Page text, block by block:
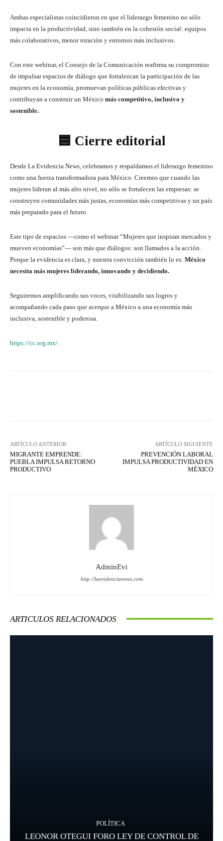
Ambas especialistas coincidieron en que el liderazgo femenino no sólo
impacta en la productividad, sino también en la cohesión social: equipos
más colaborativos, menor rotación y entornos más inclusivos.
Con este webinar, el Consejo de la Comunicación reafirma su compromiso
de impulsar espacios de diálogo que fortalezcan la participación de las
mujeres en la economía, promuevan políticas públicas efectivas y
contribuyan a construir un México más competitivo, inclusivo y
sostenible.
🟦 Cierre editorial
Desde La Evidencia News, celebramos y respaldamos el liderazgo femenino
como una fuerza transformadora para México. Creemos que cuando las
mujeres lideran al más alto nivel, no sólo se fortalecen las empresas: se
construyen comunidades más justas, economías más competitivas y un país
más preparado para el futuro.
Este tipo de espacios —como el webinar “Mujeres que inspiran mercados y
mueven economías”— son más que diálogos: son llamados a la acción.
Porque la evidencia es clara, y nuestra convicción también lo es: México
necesita más mujeres liderando, innovando y decidiendo.
Seguiremos amplificando sus voces, visibilizando sus logros y
acompañando cada paso que acerque a México a una economía más
inclusiva, sostenible y poderosa.
https://cc.org.mx/
ARTÍCULO ANTERIOR
MIGRANTE EMPRENDE:
PUEBLA IMPULSA RETORNO
PRODUCTIVO
ARTÍCULO SIGUIENTE
PREVENCIÓN LABORAL
IMPULSA PRODUCTIVIDAD EN
MÉXICO
AdminEvi
http://laevidencianews.com
ARTICULOS RELACIONADOS
POLÍTICA
LEONOR OTEGUI FORO LEY DE CONTROL DE